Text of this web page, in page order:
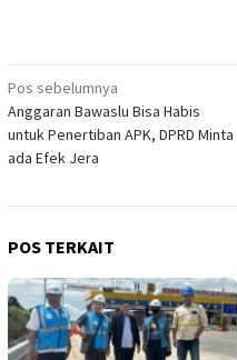
Navigasi
pos
Pos sebelumnya
Anggaran Bawaslu Bisa Habis
untuk Penertiban APK, DPRD Minta
ada Efek Jera
POS TERKAIT